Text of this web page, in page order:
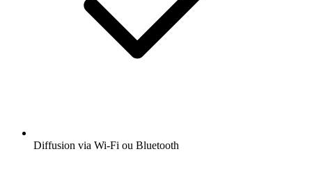
Diffusion via Wi-Fi ou Bluetooth